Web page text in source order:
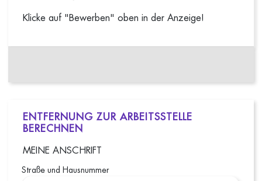
Klicke auf "Bewerben" oben in der Anzeige!
ENTFERNUNG ZUR ARBEITSSTELLE
BERECHNEN
MEINE ANSCHRIFT
Straße und Hausnummer